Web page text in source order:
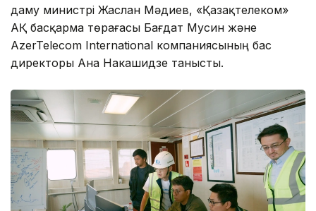
даму министрі Жаслан Мәдиев, «Қазақтелеком»
АҚ басқарма төрағасы Бағдат Мусин және
AzerTelecom International компаниясының бас
директоры Ана Накашидзе танысты.